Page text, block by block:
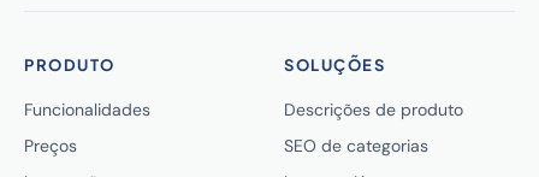
PRODUTO
Funcionalidades
Preços
SOLUÇÕES
Descrições de produto
SEO de categorias